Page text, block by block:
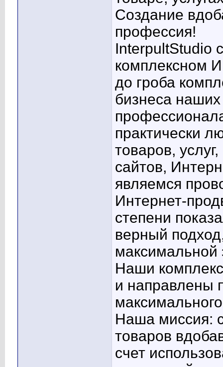
Создание
профессия!
InterpultStudio
комплексном
до гроба
бизнеса
практически
товаров,
сайтов,
являемся
Интернет-
степени
верный
максимальной
Наши
и направлены
Наша миссия:
товаров
счет